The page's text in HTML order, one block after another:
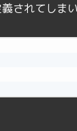
されてしまい